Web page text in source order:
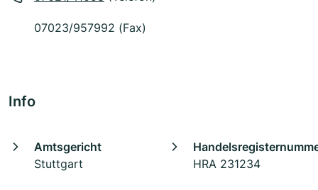
07023/957992 (Fax)
Info
Amtsgericht
Stuttgart
HRA 231234